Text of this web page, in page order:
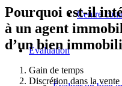
Centre
Évaluation
Pourquoi est-il
à un agent
d’un bien
Gain de temps
Discrétion dans la vente